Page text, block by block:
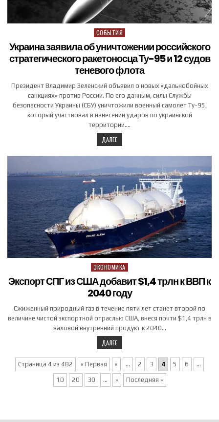
Posted in
СОБЫТИЯ
Украина заявила об уничтожении российского
стратегического ракетоносца Ту-95 и 12 судов
теневого флота
Президент Владимир Зеленский объявил о новых «дальнобойных
санкциях» против России. По его данным, силы Службы
безопасности Украины (СБУ) уничтожили военный самолет Ту-95,
который участвовал в нанесении ударов по украинской
территории….
ДАЛЕЕ
Posted in
ЭКОНОМИКА
Экспорт СПГ из США добавит $1,4 трлн к ВВП к
2040 году
Сжиженный природный газ в течение пяти лет станет второй по
величине чистой экспортной отраслью США, внеся почти $1,4 трлн в
валовой внутренний продукт к 2040…
ДАЛЕЕ
Страница 4 из 482 « Первая « ... 2 3 4 5 6 ...
10 20 30 ... » Последняя »